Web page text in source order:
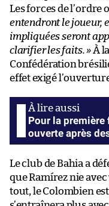
Les forces de l’ordre
entendront le joueur,
impliquées seront
clarifier les faits. »À
Confédération
effet exigé
Pour la première
ouverte après
Le club de Bahia a
que Ramírez nie
tout, le Colombien